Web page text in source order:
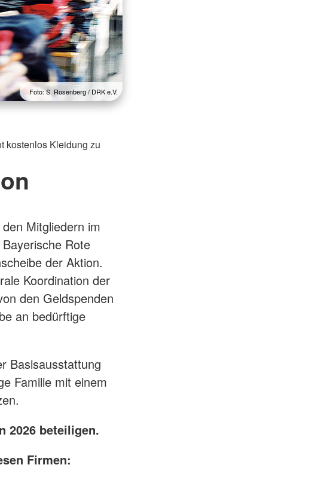
Foto: S. Rosenberg / DRK e.V.
kostenlos Kleidung zu
Mitgliedern im
Rote
der Aktion.
Koordination der
den Geldspenden
an bedürftige
Basisausstattung
Familie mit einem
2026 beteiligen.
Firmen: